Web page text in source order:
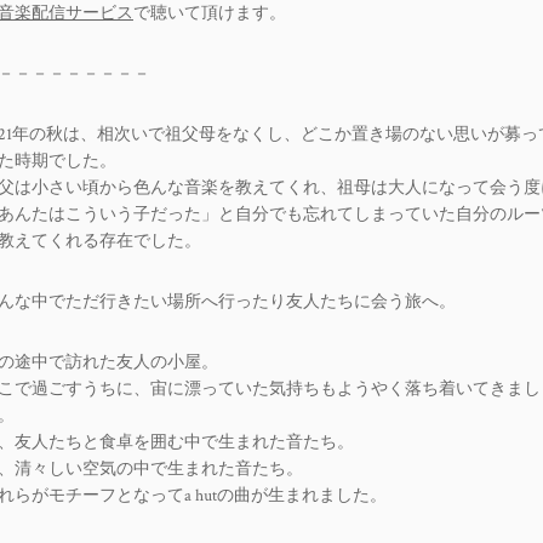
楽配信サービスで聴いて頂けます。
－－－－－－－－
年の秋は、相次いで祖父母をなくし、どこか置き場のない思いが募っ
時期でした。
は小さい頃から色んな音楽を教えてくれ、祖母は大人になって会う度
んたはこういう子だった」と自分でも忘れてしまっていた自分のルー
えてくれる存在でした。
な中でただ行きたい場所へ行ったり友人たちに会う旅へ。
途中で訪れた友人の小屋。
で過ごすうちに、宙に漂っていた気持ちもようやく落ち着いてきまし
友人たちと食卓を囲む中で生まれた音たち。
清々しい空気の中で生まれた音たち。
らがモチーフとなってa hutの曲が生まれました。